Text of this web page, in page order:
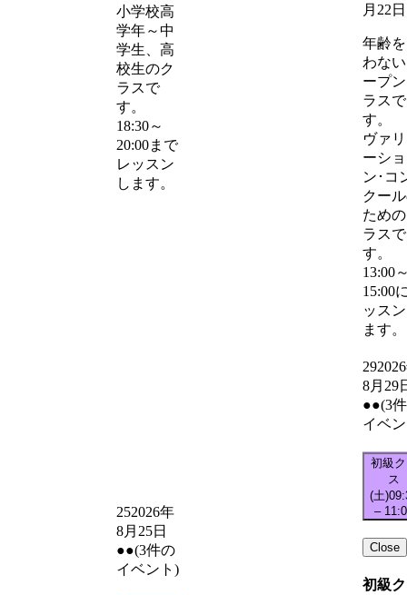
小学校高
学年～中
学生、高
校生のク
ラスで
す。
18:30～
20:00まで
レッスン
します。
月22日
年齢
わな
ープ
ラスで
す。
ヴァ
ーショ
ン･コ
クー
ため
ラスで
す。
13:00
15:00
ッス
ます。
252026年
8月25日
●●(3件の
イベント)
29
8月29
●●(3
イベ
初級
ス
(土)
–
Close
初級